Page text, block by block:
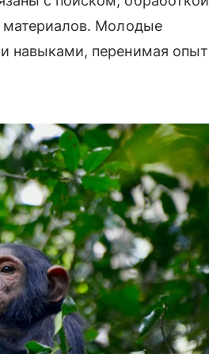
материалов. Молодые
навыками, перенимая опыт